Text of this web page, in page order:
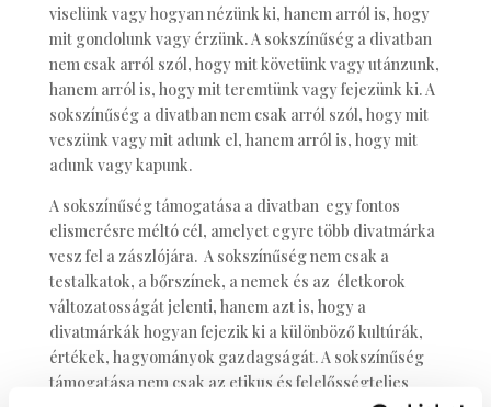
viselünk vagy hogyan nézünk ki, hanem arról is, hogy
mit gondolunk vagy érzünk. A sokszínűség a divatban
nem csak arról szól, hogy mit követünk vagy utánzunk,
hanem arról is, hogy mit teremtünk vagy fejezünk ki. A
sokszínűség a divatban nem csak arról szól, hogy mit
veszünk vagy mit adunk el, hanem arról is, hogy mit
adunk vagy kapunk.
A sokszínűség támogatása a divatban egy fontos
elismerésre méltó cél, amelyet egyre több divatmárka
vesz fel a zászlójára. A sokszínűség nem csak a
testalkatok, a bőrszínek, a nemek és az életkorok
változatosságát jelenti, hanem azt is, hogy a
divatmárkák hogyan fejezik ki a különböző kultúrák,
értékek, hagyományok gazdagságát. A sokszínűség
támogatása nem csak az etikus és felelősségteljes